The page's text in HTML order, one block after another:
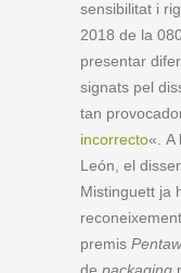
sensibilitat i
2018 de la
presentar
signats pel
tan
incorrecto«. A
León, el
Mistinguett ja
premis
de packaging